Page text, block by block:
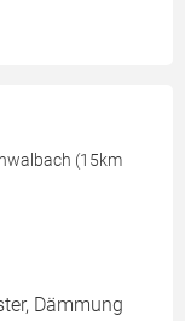
(15km
Dämmung